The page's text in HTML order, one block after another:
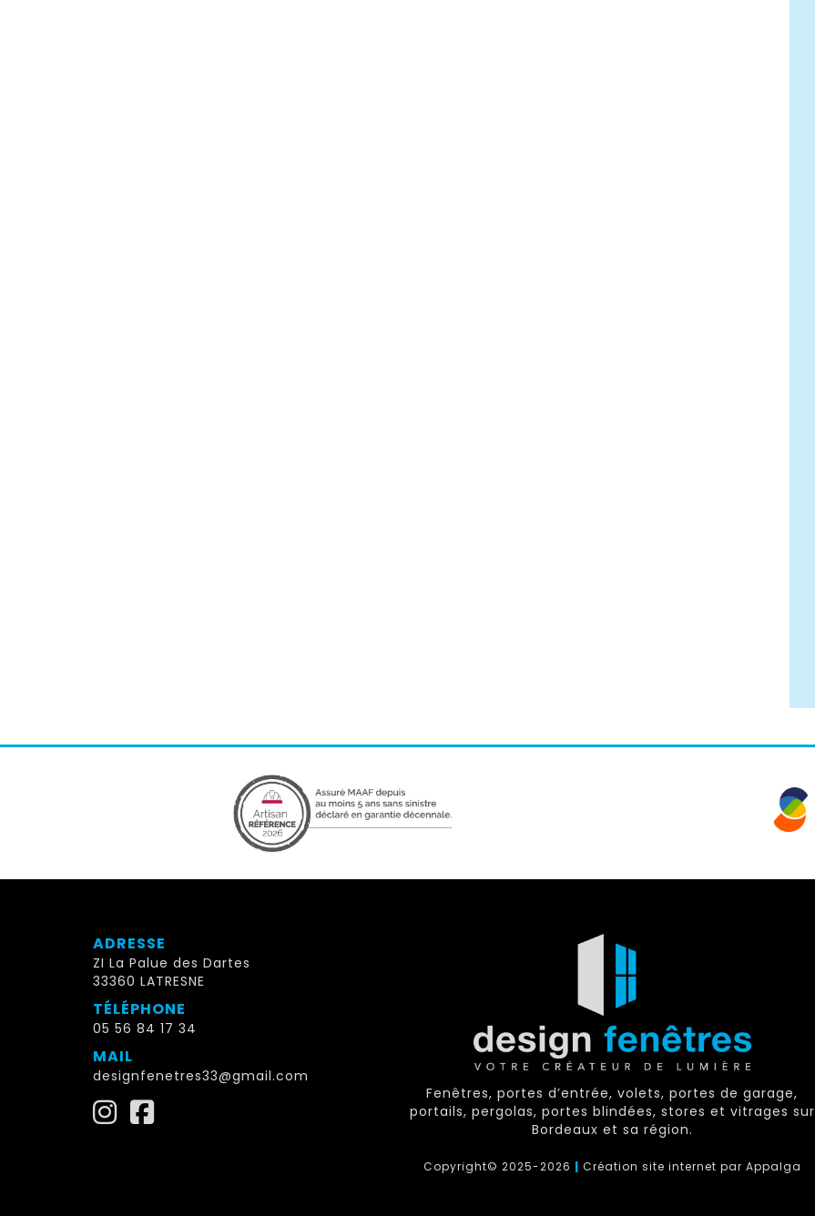
ADRESSE
ZI La Palue des Dartes
33360 LATRESNE
TÉLÉPHONE
05 56 84 17 34
MAIL
designfenetres33@gmail.com
Fenêtres, portes d’entrée, volets, portes de garage,
portails, pergolas, portes blindées, stores et vitrages sur
Bordeaux et sa région.​​​​​​​
Copyright© 2025-2026 | Création site internet par Appalga